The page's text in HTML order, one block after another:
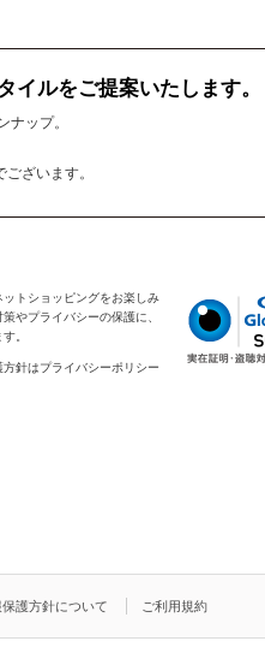
ルをご提案いたします。
ップ。
ざいます。
トショッピングをお楽しみ
やプライバシーの保護に、
。
針はプライバシーポリシー
護方針について ご利用規約